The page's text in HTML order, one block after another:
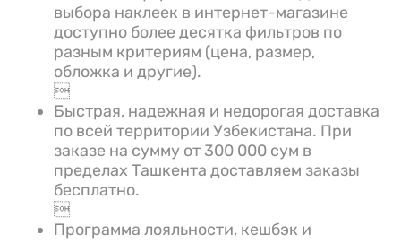
выбора наклеек в интернет-магазине
доступно более десятка фильтров по
разным критериям (цена, размер,
обложка и другие).

Быстрая, надежная и недорогая доставка
по всей территории Узбекистана. При
заказе на сумму от 300 000 сум в
пределах Ташкента доставляем заказы
бесплатно.

Программа лояльности, кешбэк и